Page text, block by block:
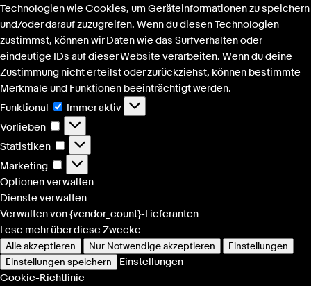
Technologien wie Cookies, um Geräteinformationen zu speichern
und/oder darauf zuzugreifen. Wenn du diesen Technologien
zustimmst, können wir Daten wie das Surfverhalten oder
eindeutige IDs auf dieser Website verarbeiten. Wenn du deine
Zustimmung nicht erteilst oder zurückziehst, können bestimmte
Merkmale und Funktionen beeinträchtigt werden.
Funktional
Funktional
Immer aktiv
Vorlieben
Vorlieben
Statistiken
Statistiken
Marketing
Marketing
Optionen verwalten
Dienste verwalten
Verwalten von {vendor_count}-Lieferanten
Lese mehr über diese Zwecke
Alle akzeptieren Nur Notwendige akzeptieren
Einstellungen
Einstellungen speichern
Einstellungen
Cookie-Richtlinie